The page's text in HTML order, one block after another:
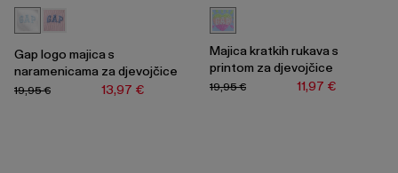
Gap logo majica s
naramenicama za djevojčice
13,97 €
19,95 €
Majica kratkih rukava s
printom za djevojčice
11,97 €
19,95 €